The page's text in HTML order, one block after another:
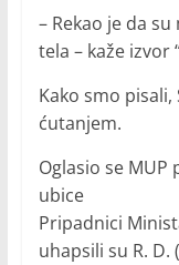
– Rekao je da
tela – kaže izvor
Kako smo pisali,
ćutanjem.
Oglasio se
ubice
Pripadnici
uhapsili su R. D.